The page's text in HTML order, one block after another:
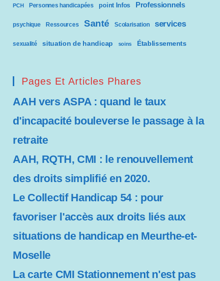
PCH Personnes handicapées point Infos Professionnels
psychique Ressources Santé Scolarisation services
sexualité situation de handicap soins Établissements
Pages Et Articles Phares
AAH vers ASPA : quand le taux
d'incapacité bouleverse le passage à la
retraite
AAH, RQTH, CMI : le renouvellement
des droits simplifié en 2020.
Le Collectif Handicap 54 : pour
favoriser l'accès aux droits liés aux
situations de handicap en Meurthe-et-
Moselle
La carte CMI Stationnement n'est pas